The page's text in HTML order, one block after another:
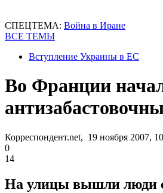
СПЕЦТЕМА: Война в Иране
ВСЕ ТЕМЫ
Вступление Украины в ЕС
Во Франции
Корреспондент.net, 19 ноября 2007,
0
14
На улицы вышли люди